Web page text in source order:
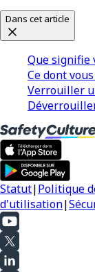
Dans cet article
Que signifie
Ce dont
Verrouiller
Statut|Politique
d'utilisation|